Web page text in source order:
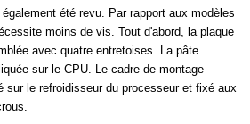
été revu. Par rapport aux modèles
moins de vis. Tout d'abord, la plaque
avec quatre entretoises. La pâte
sur le CPU. Le cadre de montage
sur le refroidisseur du processeur et fixé aux